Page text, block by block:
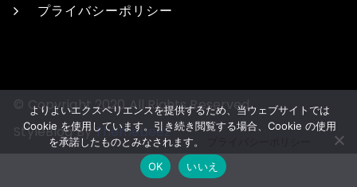
プライバシーポリシー
© Copyright 2020 All Rights Reserved.
StyleBlog ByThemebeez
よりよいエクスペリエンスを提供するため、当ウェブサイトでは
Cookie を使用しています。引き続き閲覧する場合、Cookie の使用
を承諾したものとみなされます。
OK
いいえ